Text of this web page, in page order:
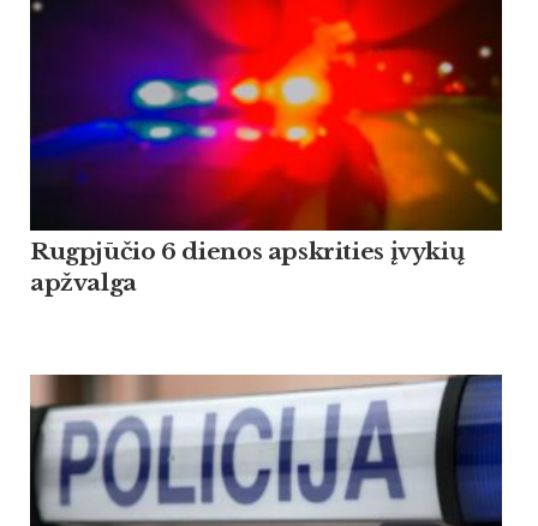
Rugpjūčio 6 dienos apskrities įvykių
apžvalga